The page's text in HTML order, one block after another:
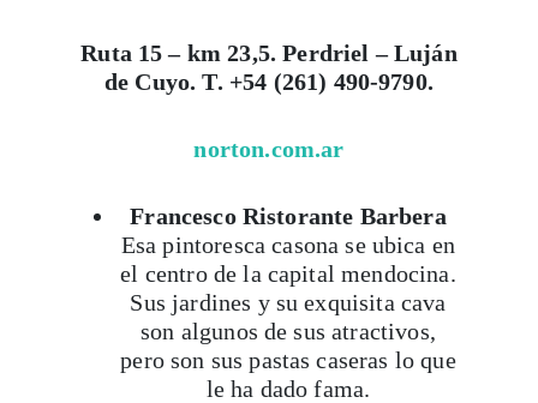
Ruta 15 – km 23,5. Perdriel – Luján
de Cuyo. T. +54 (261) 490-9790.
norton.com.ar
Francesco Ristorante Barbera
Esa pintoresca casona se ubica en
el centro de la capital mendocina.
Sus jardines y su exquisita cava
son algunos de sus atractivos,
pero son sus pastas caseras lo que
le ha dado fama.
Viaja con Travesías, recibe cada semana
itinerarios, tips de insider y las guías más
Suscribirme